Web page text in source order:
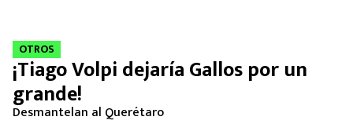
OTROS
¡Tiago Volpi dejaría Gallos por un
grande!
Desmantelan al Querétaro